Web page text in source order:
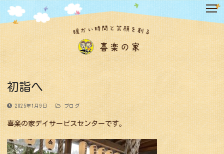
テ
ン
ツ
へ
ス
ッ
プ
初詣へ
2025年1月9日 ブログ
喜楽の家デイサービスセンターです。